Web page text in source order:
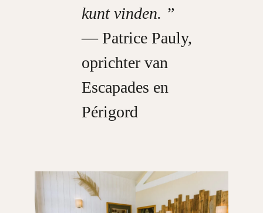
kunt vinden. ”
— Patrice Pauly,
oprichter van
Escapades en
Périgord